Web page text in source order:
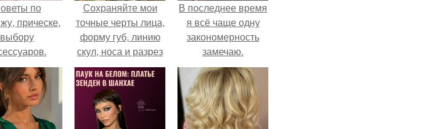
по
прическе,
выбору
Сохраняйте мои
точные черты лица,
форму губ, линию
скул, носа и разрез
глаз.
В последнее время
я всё чаще одну
закономерность
замечаю.